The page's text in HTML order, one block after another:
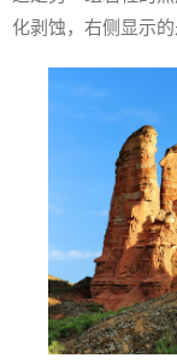
化剥蚀，右侧显示的